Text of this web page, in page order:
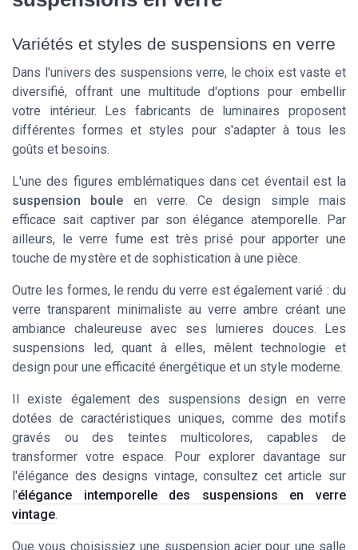
Variétés et styles de suspensions en verre
Dans l'univers des suspensions verre, le choix est vaste et
diversifié, offrant une multitude d'options pour embellir
votre intérieur. Les fabricants de luminaires proposent
différentes formes et styles pour s'adapter à tous les
goûts et besoins.
L'une des figures emblématiques dans cet éventail est la
suspension boule en verre. Ce design simple mais
efficace sait captiver par son élégance atemporelle. Par
ailleurs, le verre fume est très prisé pour apporter une
touche de mystère et de sophistication à une pièce.
Outre les formes, le rendu du verre est également varié : du
verre transparent minimaliste au verre ambre créant une
ambiance chaleureuse avec ses lumieres douces. Les
suspensions led, quant à elles, mêlent technologie et
design pour une efficacité énergétique et un style moderne.
Il existe également des suspensions design en verre
dotées de caractéristiques uniques, comme des motifs
gravés ou des teintes multicolores, capables de
transformer votre espace. Pour explorer davantage sur
l'élégance des designs vintage, consultez cet article sur
l'élégance intemporelle des suspensions en verre
vintage.
Que vous choisissiez une suspension acier pour une salle